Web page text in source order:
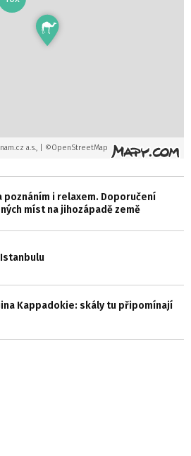
a.s., | ©OpenStreetMap
poznáním i relaxem. Doporučení
míst na jihozápadě země
Kappadokie: skály tu připomínají